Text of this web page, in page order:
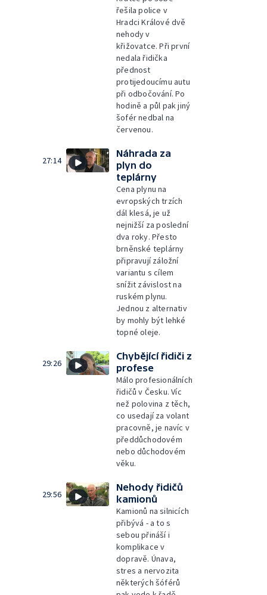
řešila police v
Hradci Králové dvě
nehody v
křižovatce. Při první
nedala řidička
přednost
protijedoucímu autu
při odbočování. Po
hodině a půl pak jiný
šofér nedbal na
červenou.
27:14
Náhrada za
plyn do
teplárny
Cena plynu na
evropských trzích
dál klesá, je už
nejnižší za poslední
dva roky. Přesto
brněnské teplárny
připravují záložní
variantu s cílem
snížit závislost na
ruském plynu.
Jednou z alternativ
by mohly být lehké
topné oleje.
29:26
Chybějící řidiči z
profese
Málo profesionálních
řidičů v Česku. Víc
než polovina z těch,
co usedají za volant
pracovně, je navíc v
předdůchodovém
nebo důchodovém
věku.
29:56
Nehody řidičů
kamionů
Kamionů na silnicích
přibývá - a to s
sebou přináší i
komplikace v
dopravě. Únava,
stres a nervozita
některých šóférů